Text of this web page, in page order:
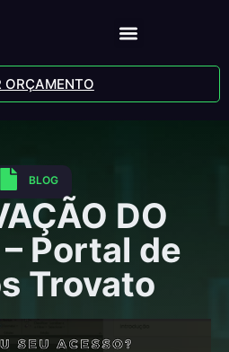
ORÇAMENTO
BLOG
DO
– Portal de
Trovato